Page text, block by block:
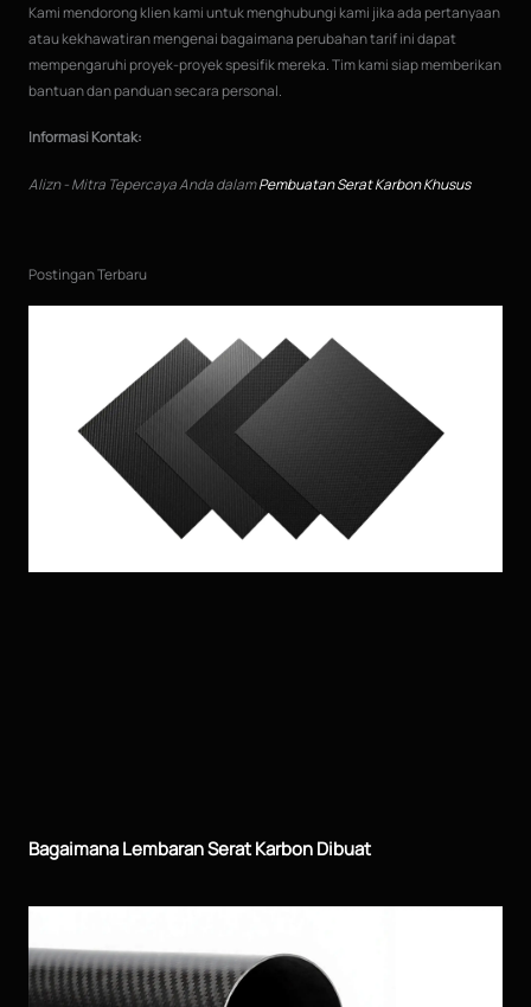
Kami mendorong klien kami untuk menghubungi kami jika ada pertanyaan
atau kekhawatiran mengenai bagaimana perubahan tarif ini dapat
mempengaruhi proyek-proyek spesifik mereka. Tim kami siap memberikan
bantuan dan panduan secara personal.
Informasi Kontak:
Alizn - Mitra Tepercaya Anda dalamPembuatan Serat Karbon Khusus
Postingan Terbaru
Bagaimana Lembaran Serat Karbon Dibuat